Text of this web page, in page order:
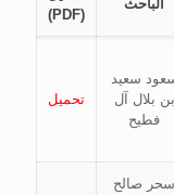
الباحث
(PDF)
سعيد
بن بلال آل
فطيح
تحميل
سحر صالح